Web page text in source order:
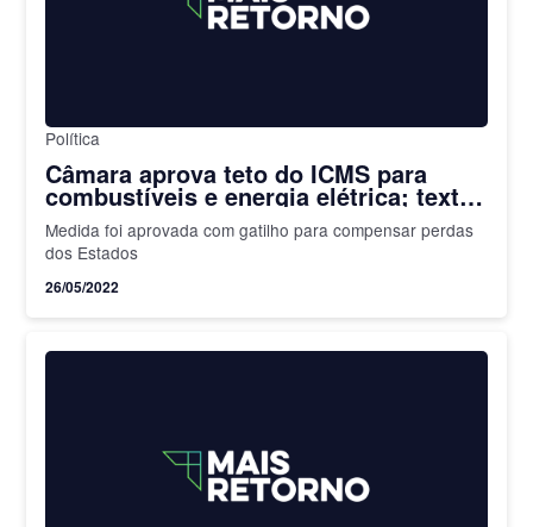
Política
Câmara aprova teto do ICMS para
combustíveis e energia elétrica; texto
segue para o Senado
Medida foi aprovada com gatilho para compensar perdas
dos Estados
26/05/2022